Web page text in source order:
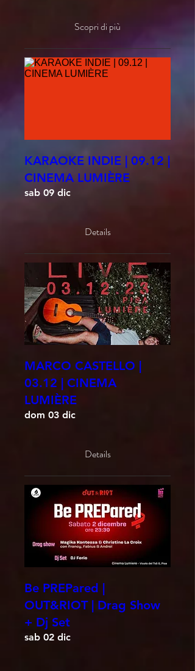
Scopri di più
KARAOKE INDIE | 09.12 |
CINEMA LUMIÈRE
sab 09 dic
Details
MARCO CASTELLO |
03.12 | CINEMA
LUMIÈRE
dom 03 dic
Details
Be PREPared |
OUT&RIOT | Drag Show
+ Dj Set
sab 02 dic